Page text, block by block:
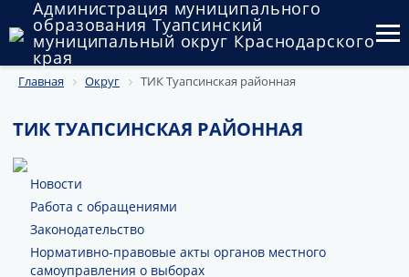
Администрация муниципального
образования Туапсинский
муниципальный округ Краснодарского
края
Округ
Администрация
Муниципальные закупки
Государственный и муниципальный контроль
Муниципальное имущество
Главная Округ ТИК Туапсинская районная
ТИК ТУАПСИНСКАЯ РАЙОННАЯ
Новости
Работа с обращениями
Законодательство
Нормативно-правовые акты органов местного
самоуправления о выборах